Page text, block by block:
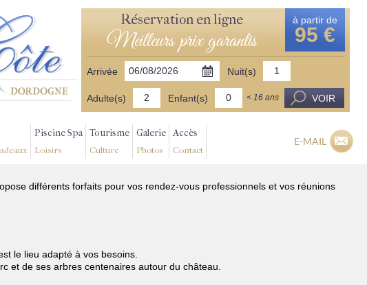
Réservation en ligne
Meilleurs prix garantis
à partir de
95 €
Arrivée Nuit(s)
Adulte(s) Enfant(s) < 16 ans VOIR
Piscine Spa
Loisirs
Tourisme
Culture
Galerie
Photos
Accès
Contact
E-MAIL
différents forfaits pour vos rendez-vous professionnels et vos réunions
le lieu adapté à vos besoins.
et de ses arbres centenaires autour du château.